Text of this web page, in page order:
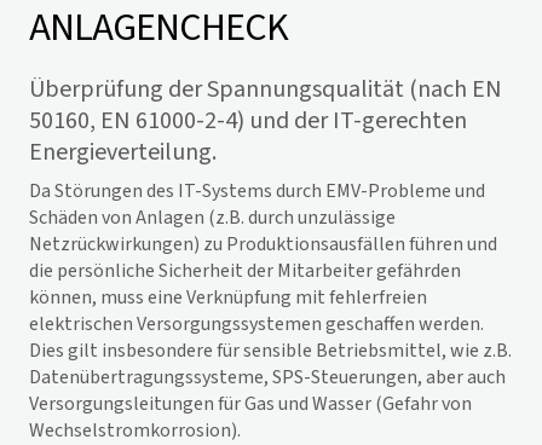
ANLAGENCHECK
Überprüfung der Spannungsqualität (nach EN
50160, EN 61000-2-4) und der IT-gerechten
Energieverteilung.
Da Störungen des IT-Systems durch EMV-Probleme und
Schäden von Anlagen (z.B. durch unzulässige
Netzrückwirkungen) zu Produktionsausfällen führen und
die persönliche Sicherheit der Mitarbeiter gefährden
können, muss eine Verknüpfung mit fehlerfreien
elektrischen Versorgungssystemen geschaffen werden.
Dies gilt insbesondere für sensible Betriebsmittel, wie z.B.
Datenübertragungssysteme, SPS-Steuerungen, aber auch
Versorgungsleitungen für Gas und Wasser (Gefahr von
Wechselstromkorrosion).